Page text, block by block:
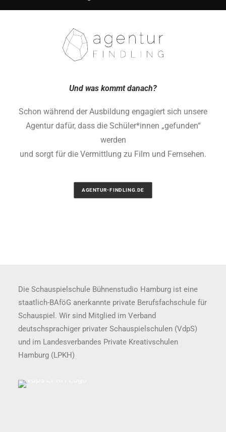
Und was kommt danach?
Schon während der Ausbildung engagiert sich unsere
Agentur dafür, dass die Schüler*innen „gefunden“
werden
und sorgt für die Vermittlung zu Film und Fernsehen.
AGENTUR-FINDLING.DE
Die Schauspielschule Bühnenstudio Hamburg ist eine
staatlich-BAföG anerkannte private Berufsfachschule für
Schauspiel. Wir sind Mitglied im Verband
deutschsprachiger privater Schauspielschulen (VdpS)
und im Landesverbandes Private Kreativschulen
Hamburg (LPKH)